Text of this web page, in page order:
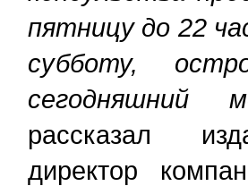
пятницу до 22
субботу,
сегодняшний
рассказал
директор